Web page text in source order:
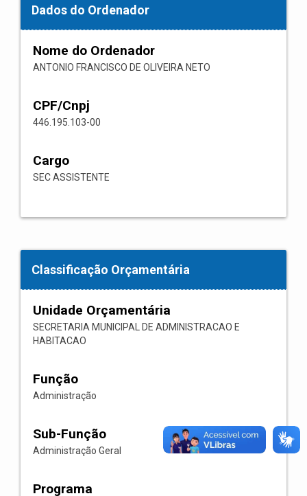
Dados do Ordenador
Nome do Ordenador
ANTONIO FRANCISCO DE OLIVEIRA NETO
CPF/Cnpj
446.195.103-00
Cargo
SEC ASSISTENTE
Classificação Orçamentária
Unidade Orçamentária
SECRETARIA MUNICIPAL DE ADMINISTRACAO E
HABITACAO
Função
Administração
Sub-Função
Administração Geral
Programa